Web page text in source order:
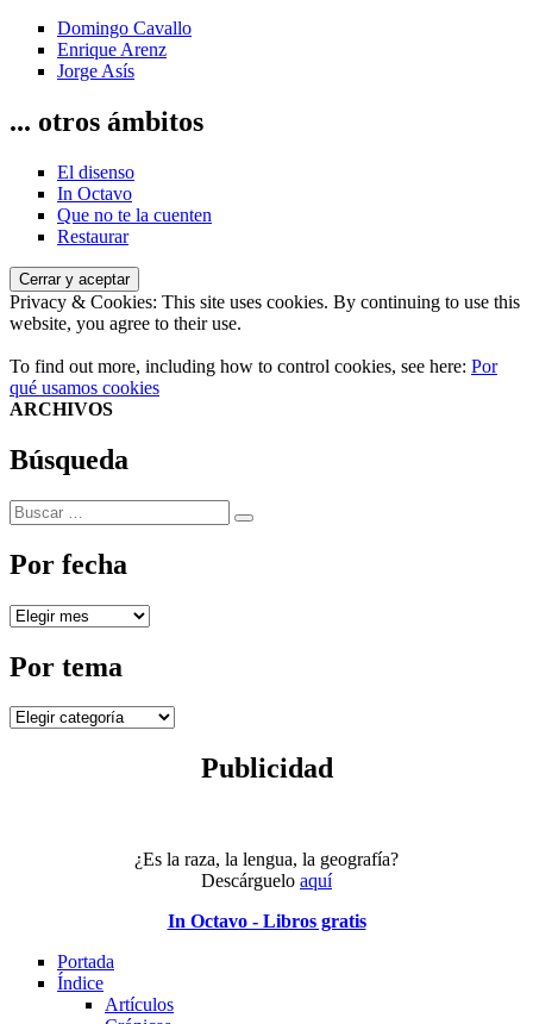
Domingo Cavallo
Enrique Arenz
Jorge Asís
... otros ámbitos
El disenso
In Octavo
Que no te la cuenten
Restaurar
Privacy & Cookies: This site uses cookies. By continuing to use this
website, you agree to their use.
To find out more, including how to control cookies, see here: Por
qué usamos cookies
ARCHIVOS
Búsqueda
Buscar
por:
Buscar
Por fecha
Por
Por tema
Por
Publicidad
¿Es la raza, la lengua, la geografía?
Descárguelo aquí
In Octavo - Libros gratis
Portada
Índice
Artículos